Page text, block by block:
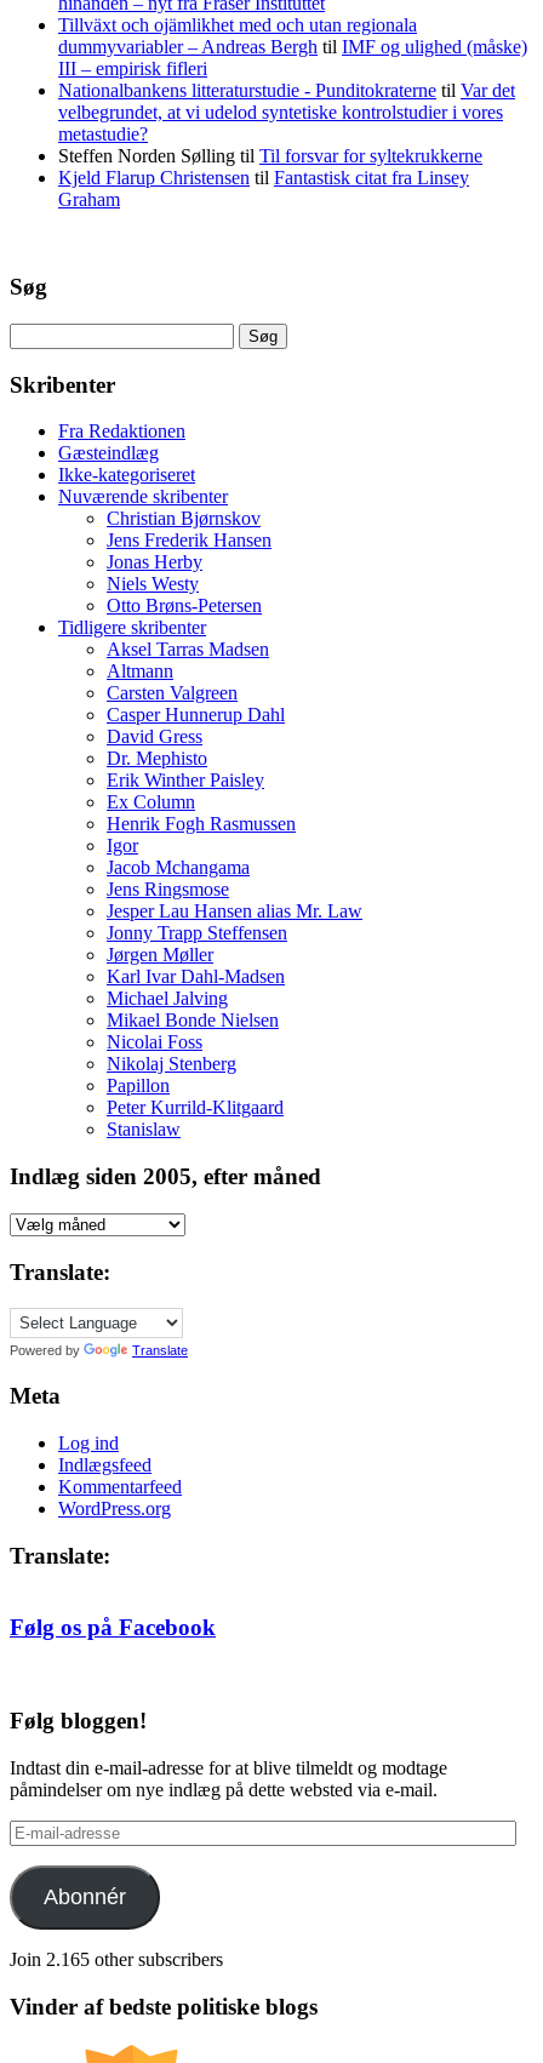
Tillväxt och ojämlikhet med och utan regionala
dummyvariabler – Andreas Bergh til IMF og ulighed (måske)
III – empirisk fifleri
Nationalbankens litteraturstudie - Punditokraterne til Var det
velbegrundet, at vi udelod syntetiske kontrolstudier i vores
metastudie?
Steffen Norden Sølling til Til forsvar for syltekrukkerne
Kjeld Flarup Christensen til Fantastisk citat fra Linsey
Graham
Søg
efter:
Skribenter
Fra Redaktionen
Gæsteindlæg
Ikke-kategoriseret
Nuværende skribenter
Christian Bjørnskov
Jens Frederik Hansen
Jonas Herby
Niels Westy
Otto Brøns-Petersen
Tidligere skribenter
Aksel Tarras Madsen
Altmann
Carsten Valgreen
Casper Hunnerup Dahl
David Gress
Dr. Mephisto
Erik Winther Paisley
Ex Column
Henrik Fogh Rasmussen
Igor
Jacob Mchangama
Jens Ringsmose
Jesper Lau Hansen alias Mr. Law
Jonny Trapp Steffensen
Jørgen Møller
Karl Ivar Dahl-Madsen
Michael Jalving
Mikael Bonde Nielsen
Nicolai Foss
Nikolaj Stenberg
Papillon
Peter Kurrild-Klitgaard
Stanislaw
Indlæg siden 2005, efter måned
Indlæg
2005,
måned
Translate:
Powered by Translate
Meta
Log ind
Indlægsfeed
Kommentarfeed
WordPress.org
Translate:
Følg os på Facebook
Følg bloggen!
Indtast din e-mail-adresse for at blive tilmeldt og modtage
påmindelser om nye indlæg på dette websted via e-mail.
E-
mail-
adresse
Abonnér
Join 2.165 other subscribers
Vinder af bedste politiske blogs